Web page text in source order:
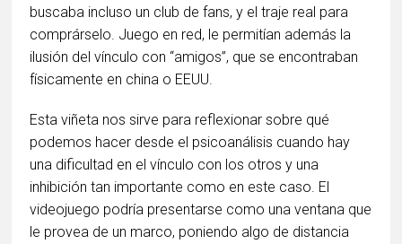
buscaba incluso un club de fans, y el traje real para
comprárselo. Juego en red, le permitían además la
ilusión del vínculo con “amigos”, que se encontraban
físicamente en china o EEUU.
Esta viñeta nos sirve para reflexionar sobre qué
podemos hacer desde el psicoanálisis cuando hay
una dificultad en el vínculo con los otros y una
inhibición tan importante como en este caso. El
videojuego podría presentarse como una ventana que
le provea de un marco, poniendo algo de distancia